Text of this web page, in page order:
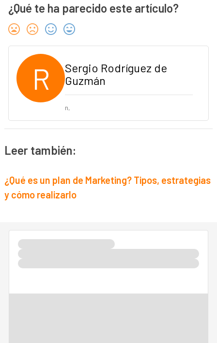
¿Qué te ha parecido este artículo?
R
Sergio Rodríguez de
Guzmán
n,
Leer también:
¿Qué es un plan de Marketing? Tipos, estrategias
y cómo realizarlo